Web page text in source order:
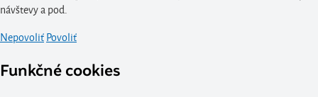
návštevy a pod.
NepovoliťPovoliť
Funkčné cookies